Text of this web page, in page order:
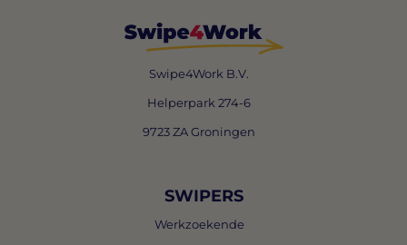
Swipe4Work B.V.
Helperpark 274-6
9723 ZA Groningen
SWIPERS
Werkzoekende